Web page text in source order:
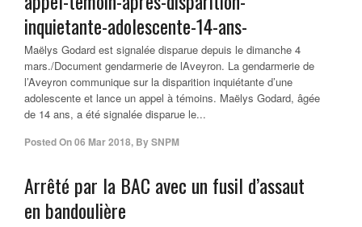
inquietante-adolescente-14-ans-
Maëlys Godard est signalée disparue depuis le dimanche 4
mars./Document gendarmerie de lAveyron. La gendarmerie de
l’Aveyron communique sur la disparition inquiétante d’une
adolescente et lance un appel à témoins. Maëlys Godard, âgée
de 14 ans, a été signalée disparue le...
Posted On06 Mar 2018, BySNPM
Arrêté par la BAC avec un fusil d’assaut
en bandoulière